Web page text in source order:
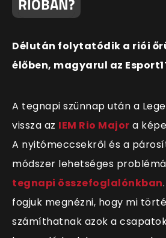
RIÓBAN?
Délután folytatódik a riói
élőben, magyarul az
A tegnapi szünnap után a
vissza az IEM Rio Major a
A nyitómeccsekről és a
módszer lehetséges
tegnapi összefoglalónkban
fogjuk megnézni, hogy mi
számíthatnak azok a